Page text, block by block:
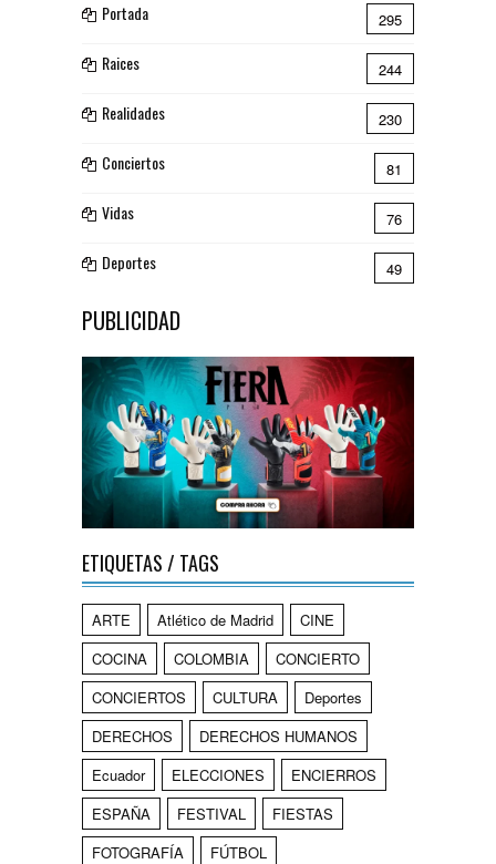
Portada 295
Raices 244
Realidades 230
Conciertos 81
Vidas 76
Deportes 49
PUBLICIDAD
ETIQUETAS / TAGS
ARTE Atlético de Madrid
CINE
COCINA
COLOMBIA
CONCIERTO
CONCIERTOS
CULTURA
Deportes
DERECHOS
DERECHOS HUMANOS
Ecuador
ELECCIONES
ENCIERROS
ESPAÑA
FESTIVAL
FIESTAS
FOTOGRAFÍA
FÚTBOL